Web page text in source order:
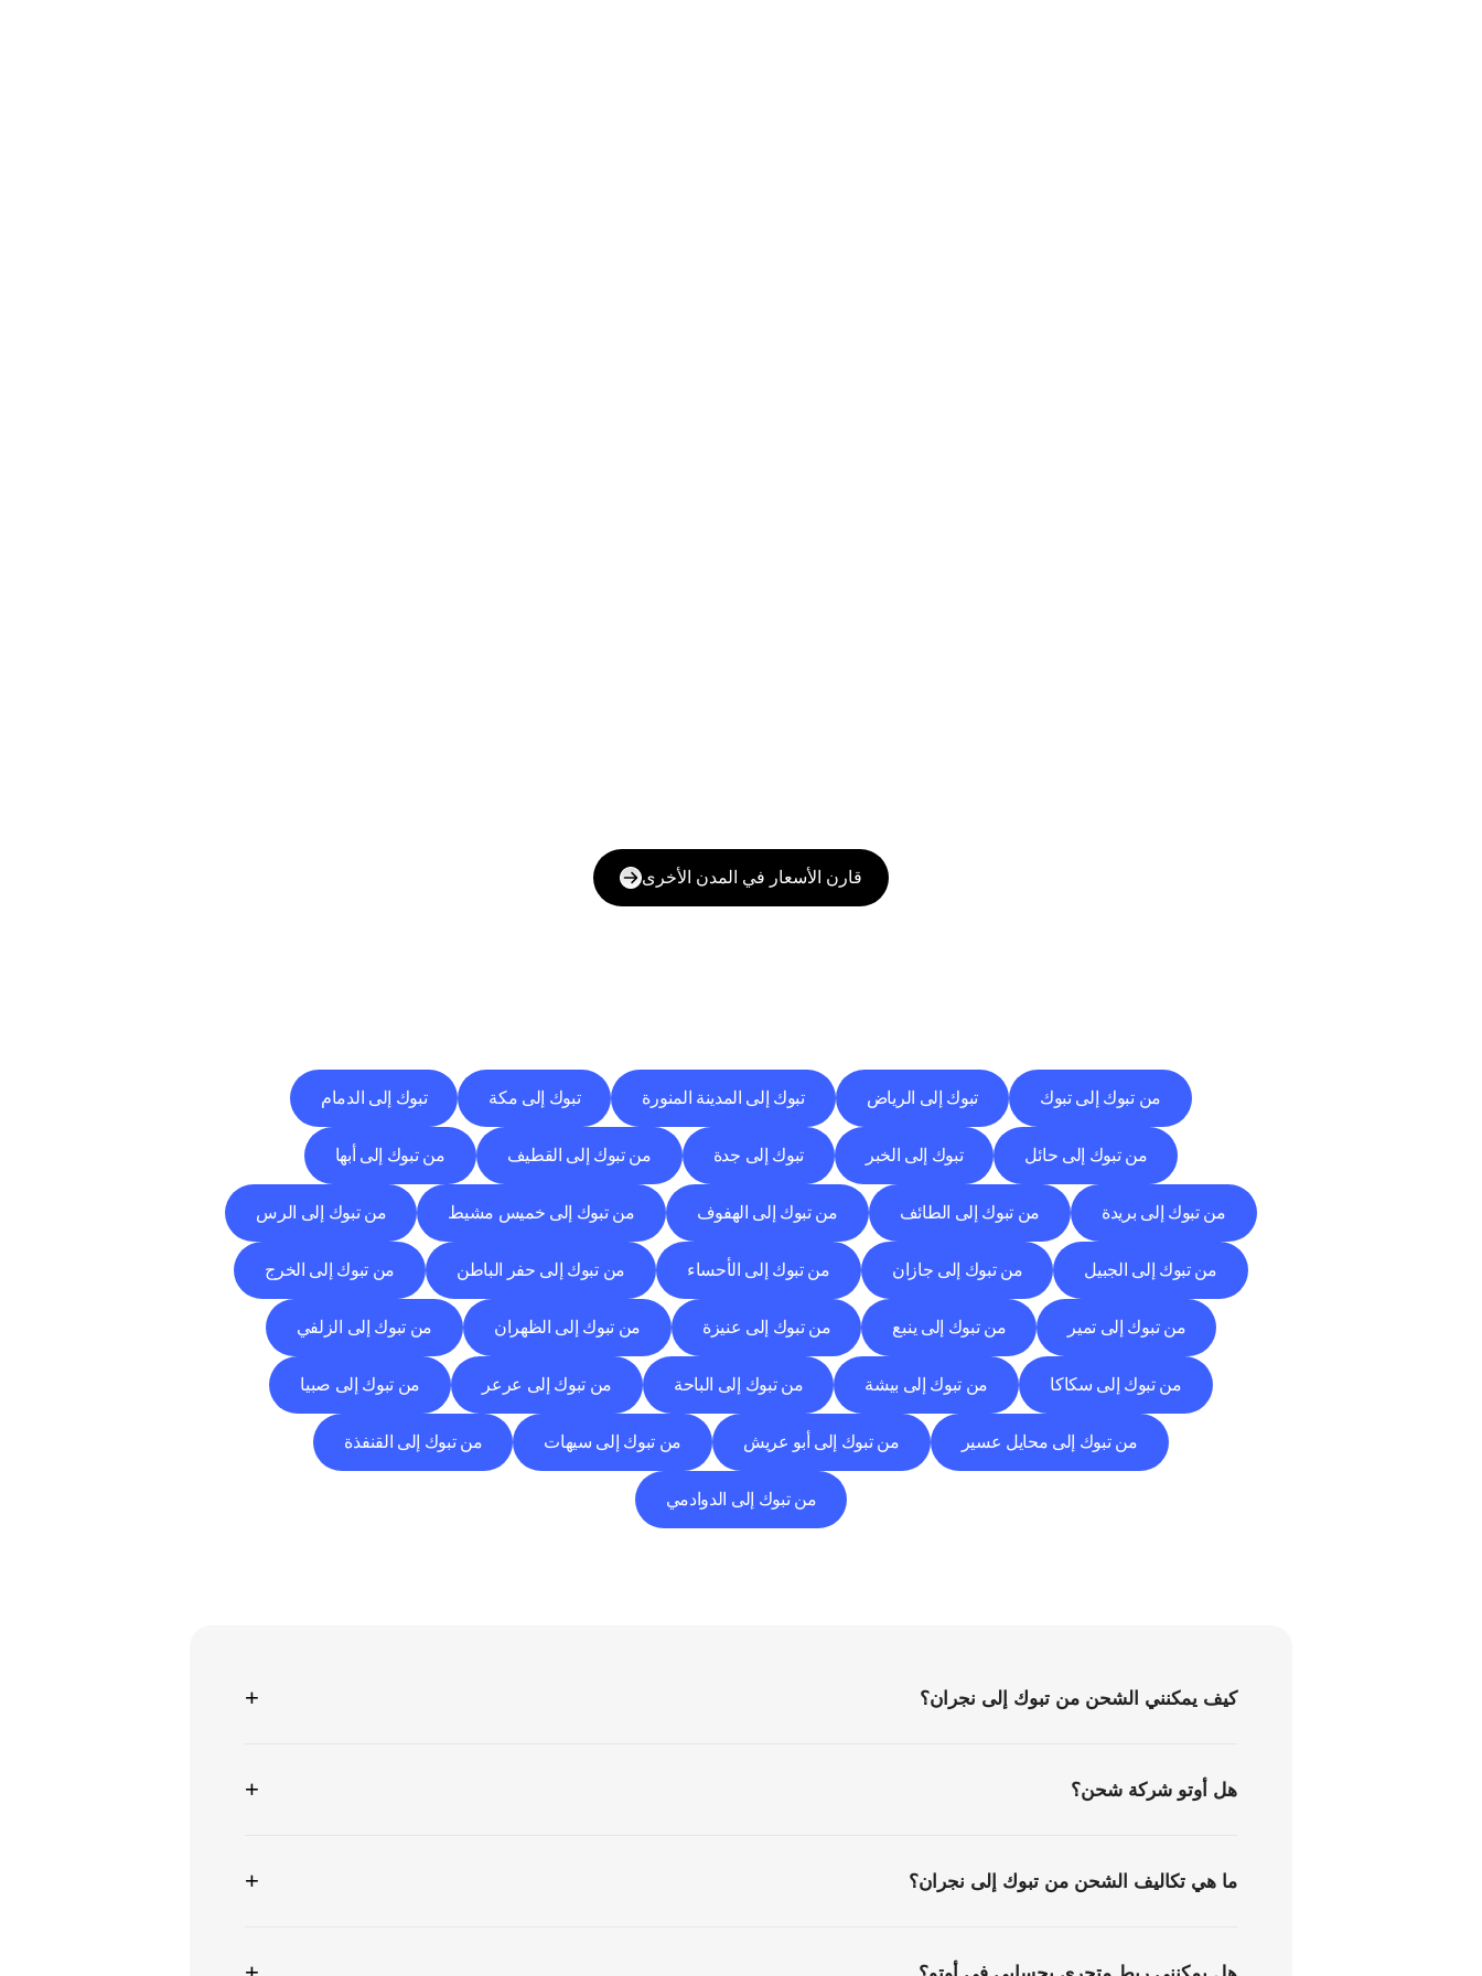
قارن الأسعار في المدن الأخرى
من تبوك إلى تبوك تبوك إلى الرياض تبوك إلى المدينة المنورة تبوك إلى مكة تبوك إلى الدمام
من تبوك إلى حائل تبوك إلى الخبر تبوك إلى جدة من تبوك إلى القطيف من تبوك إلى أبها
من تبوك إلى بريدة من تبوك إلى الطائف من تبوك إلى الهفوف من تبوك إلى خميس مشيط من تبوك إلى الرس
من تبوك إلى الجبيل من تبوك إلى جازان من تبوك إلى الأحساء من تبوك إلى حفر الباطن من تبوك إلى الخرج
من تبوك إلى تمير من تبوك إلى ينبع من تبوك إلى عنيزة من تبوك إلى الظهران من تبوك إلى الزلفي
من تبوك إلى سكاكا من تبوك إلى بيشة من تبوك إلى الباحة من تبوك إلى عرعر من تبوك إلى صبيا
من تبوك إلى محايل عسير من تبوك إلى أبو عريش من تبوك إلى سيهات من تبوك إلى القنفذة
من تبوك إلى الدوادمي
كيف يمكنني الشحن من تبوك إلى نجران؟ +
هل أوتو شركة شحن؟ +
ما هي تكاليف الشحن من تبوك إلى نجران؟ +